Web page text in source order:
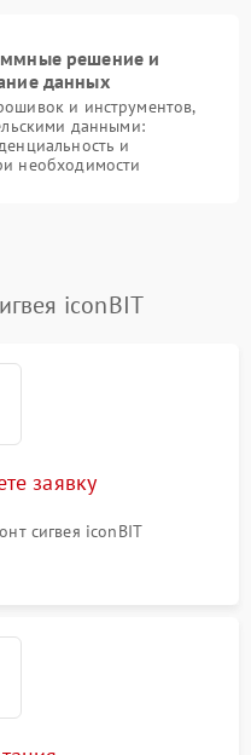
решение и
данных
и инструментов,
данными:
и
необходимости
iconBIT
заявку
сигвея iconBIT